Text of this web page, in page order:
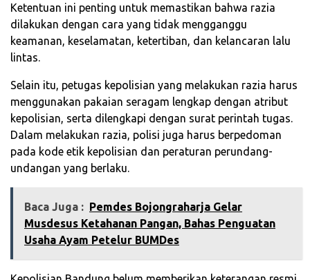
Ketentuan ini penting untuk memastikan bahwa razia
dilakukan dengan cara yang tidak mengganggu
keamanan, keselamatan, ketertiban, dan kelancaran lalu
lintas.
Selain itu, petugas kepolisian yang melakukan razia harus
menggunakan pakaian seragam lengkap dengan atribut
kepolisian, serta dilengkapi dengan surat perintah tugas.
Dalam melakukan razia, polisi juga harus berpedoman
pada kode etik kepolisian dan peraturan perundang-
undangan yang berlaku.
Baca Juga : ‎Pemdes Bojongraharja Gelar
Musdesus Ketahanan Pangan, Bahas Penguatan
Usaha Ayam Petelur BUMDes‎